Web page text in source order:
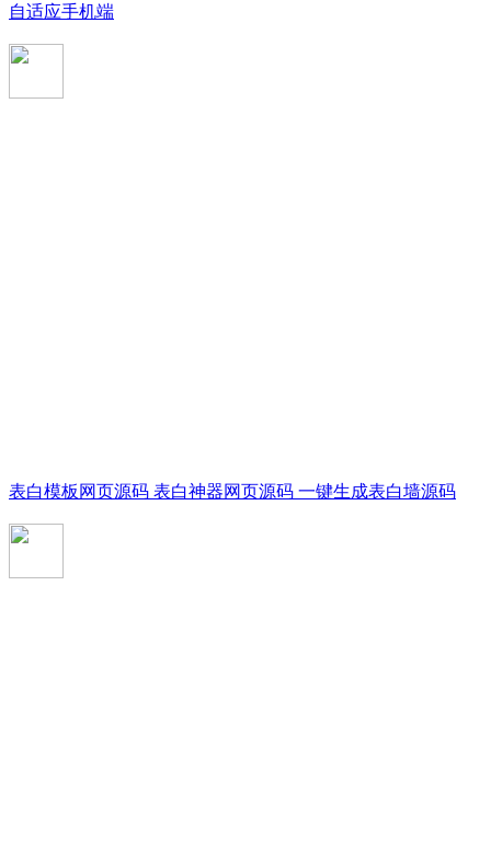
自适应手机端
表白模板网页源码 表白神器网页源码 一键生成表白墙源码